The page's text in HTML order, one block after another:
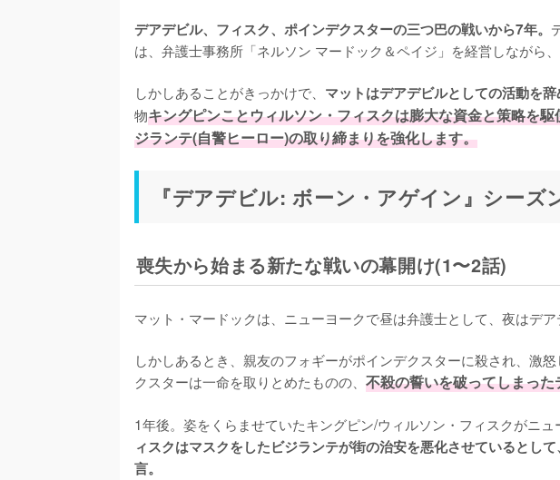
デアデビル、フィスク、ポインデクスターの三つ巴の戦いから7年。
は、弁護士事務所「ネルソン マードック＆ペイジ」を経営しながら
しかしあることがきっかけで、 マットはデアデビルとしての活動を辞
物キングピンことウィルソン・フィスクは膨大な資金と策略を
ジランテ(自警ヒーロー)の取り締まりを強化します。
『デアデビル: ボーン・アゲイン』シーズ
喪失から始まる新たな戦いの幕開け(1〜2話)
マット・マードックは、ニューヨークで昼は弁護士として、夜はデア
しかしあるとき、親友のフォギーがポインデクスターに殺され、激
クスターは一命を取りとめたものの、 不殺の誓いを破ってしまっ
1年後。姿をくらませていたキングピン/ウィルソン・フィスクがニュ
ィスクはマスクをしたビジランテが街の治安を悪化させているとし
言。